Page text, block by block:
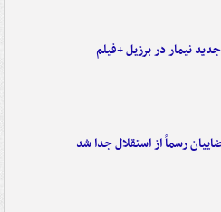
نیمار در برزیل +فیلم
رسماً از استقلال جدا شد